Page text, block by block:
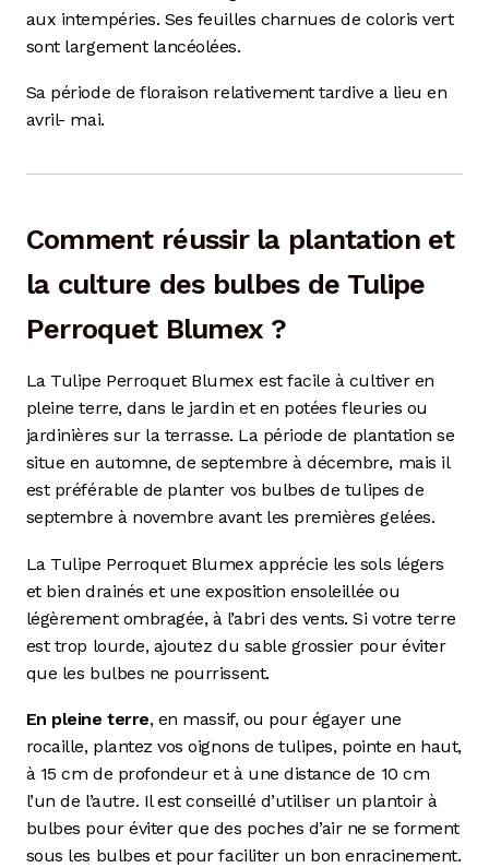
aux intempéries. Ses feuilles charnues de coloris vert
sont largement lancéolées.
Sa période de floraison relativement tardive a lieu en
avril- mai.
Comment réussir la plantation et
la culture des bulbes de Tulipe
Perroquet Blumex ?
La Tulipe Perroquet Blumex est facile à cultiver en
pleine terre, dans le jardin et en potées fleuries ou
jardinières sur la terrasse. La période de plantation se
situe en automne, de septembre à décembre, mais il
est préférable de planter vos bulbes de tulipes de
septembre à novembre avant les premières gelées.
La Tulipe Perroquet Blumex apprécie les sols légers
et bien drainés et une exposition ensoleillée ou
légèrement ombragée, à l’abri des vents. Si votre terre
est trop lourde, ajoutez du sable grossier pour éviter
que les bulbes ne pourrissent.
En pleine terre, en massif, ou pour égayer une
rocaille, plantez vos oignons de tulipes, pointe en haut,
à 15 cm de profondeur et à une distance de 10 cm
l’un de l’autre. Il est conseillé d’utiliser un plantoir à
bulbes pour éviter que des poches d’air ne se forment
sous les bulbes et pour faciliter un bon enracinement.